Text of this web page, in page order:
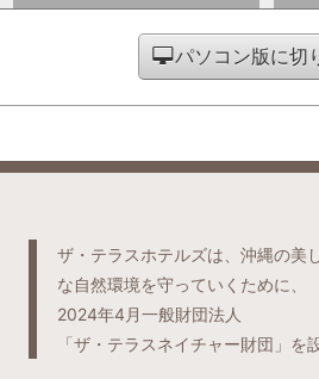
パソコン版に切
ザ・テラスホテルズは、沖縄の美
な自然環境を守っていくために、
2024年4月一般財団法人
「ザ・テラスネイチャー財団」を